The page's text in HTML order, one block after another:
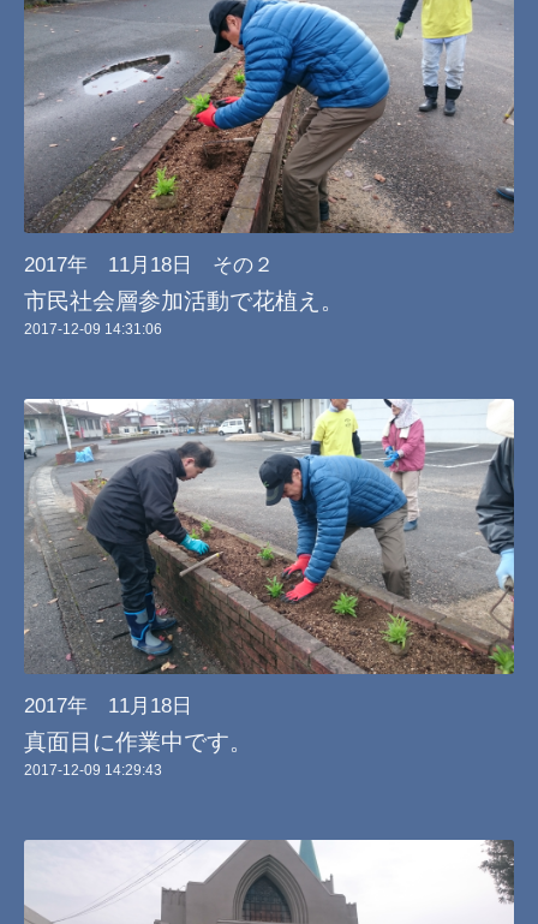
2017年 11月18日 その２
市民社会層参加活動で花植え。
2017-12-09 14:31:06
2017年 11月18日
真面目に作業中です。
2017-12-09 14:29:43